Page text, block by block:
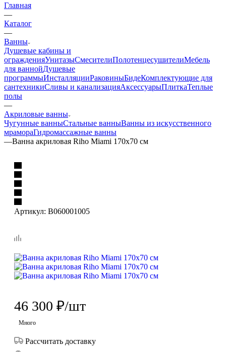
Главная
—
Каталог
—
Ванны
Душевые кабины и
огражденияУнитазыСмесителиПолотенцесушителиМебель
для ваннойДушевые
программыИнсталляцииРаковиныБидеКомплектующие для
сантехникиСливы и канализацияАксессуарыПлиткаТеплые
полы
—
Акриловые ванны
Чугунные ванныСтальные ванныВанны из искусственного
мрамораГидромассажные ванны
—Ванна акриловая Riho Miami 170x70 см
Артикул: B060001005
46 300 ₽/шт
Много
Рассчитать доставку